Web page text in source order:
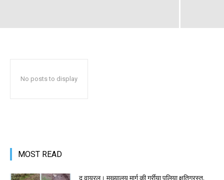
No posts to display
MOST READ
द वायरल। मुख्यालय मार्ग की गर्रीया पुलिया क्षतिग्रस्त,